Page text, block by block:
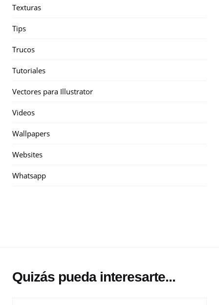
Texturas
Tips
Trucos
Tutoriales
Vectores para Illustrator
Videos
Wallpapers
Websites
Whatsapp
Quizás pueda interesarte...